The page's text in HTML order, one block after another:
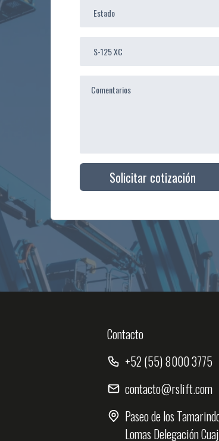
Solicitar cotización
Contacto
+52 (55) 8000 3775
contacto@rslift.com
Paseo de los
Lomas Delegación